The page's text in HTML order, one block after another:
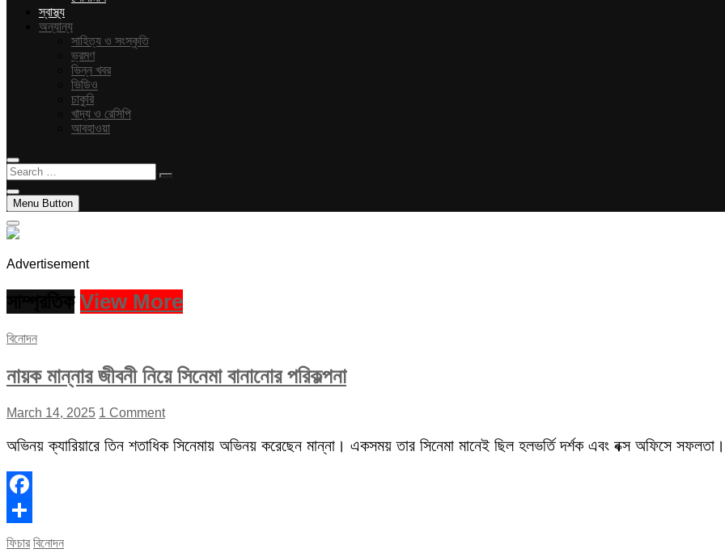
স্বাস্থ্য
অন্যান্য
সাহিত্য ও সংস্কৃতি
ভ্রমণ
ভিন্ন খবর
ভিডিও
চাকুরি
খাদ্য ও রেসিপি
আবহাওয়া
Search
…
Menu Button
Advertisement
View More
বিনোদন
নায়ক মান্নার জীবনী নিয়ে সিনেমা বানানোর পরিকল্পনা
March 14, 2025 1 Comment
অভিনয় ক্যারিয়ারে তিন শতাধিক সিনেমায় অভিনয় করেছেন মান্না। একসময় তার সিনেমা মানেই ছিল হলভর্তি দর্শক এবং বক্স অফিসে
Facebook
Share
ফিচার বিনোদন